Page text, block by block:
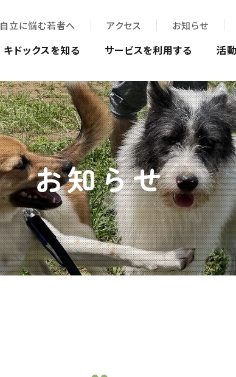
自立に悩む若者へ アクセス お知らせ
キドックスを知る サービスを利用する 活
お知らせ